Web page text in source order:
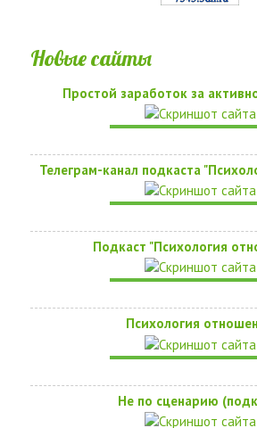
Новые сайты
Простой заработок за
Телеграм-канал подкаста
Подкаст "Психология
Психология
Не по сценарию